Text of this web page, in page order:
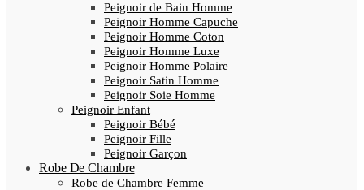
Peignoir de Bain Homme
Peignoir Homme Capuche
Peignoir Homme Coton
Peignoir Homme Luxe
Peignoir Homme Polaire
Peignoir Satin Homme
Peignoir Soie Homme
Peignoir Enfant
Peignoir Bébé
Peignoir Fille
Peignoir Garçon
Robe De Chambre
Robe de Chambre Femme